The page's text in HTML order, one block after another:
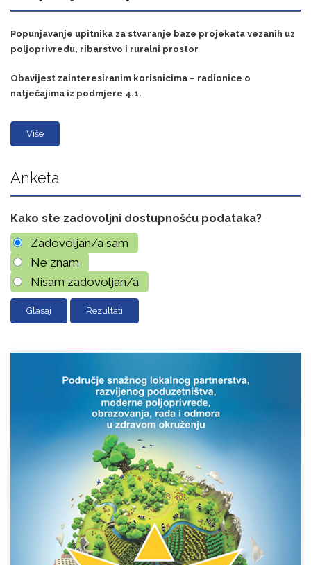
Popunjavanje upitnika za stvaranje baze projekata vezanih uz
poljoprivredu, ribarstvo i ruralni prostor
Obavijest zainteresiranim korisnicima – radionice o
natječajima iz podmjere 4.1.
Više
Anketa
Kako ste zadovoljni dostupnošću podataka?
Zadovoljan/a sam
Ne znam
Nisam zadovoljan/a
Rezultati